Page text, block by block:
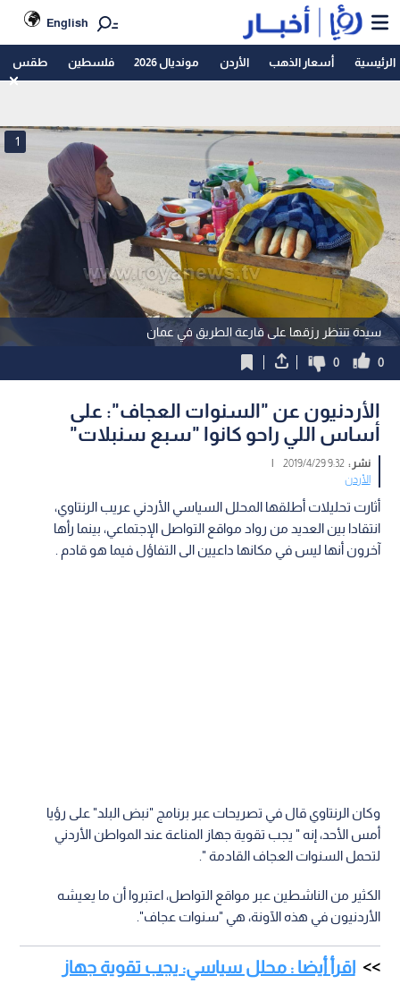
English
الرئيسية أسعار الذهب الأردن مونديال 2026 فلسطين طقس
سيدة تنتظر رزقها على قارعة الطريق في عمان
1
0
0
الأردنيون عن "السنوات العجاف": على
أساس اللي راحو كانوا "سبع سنبلات"
نشر :9:32 2019/4/29
|
الأردن
أثارت تحليلات أطلقها المحلل السياسي الأردني عريب الرنتاوي،
انتقادا بين العديد من رواد مواقع التواصل الإجتماعي، بينما رأها
آخرون أنها ليس في مكانها داعيين الى التفاؤل فيما هو قادم .
وكان الرنتاوي قال في تصريحات عبر برنامج "نبض البلد" على رؤيا
أمس الأحد، إنه " يجب تقوية جهاز المناعة عند المواطن الأردني
لتحمل السنوات العجاف القادمة ".
الكثير من الناشطين عبر مواقع التواصل، اعتبروا أن ما يعيشه
الأردنيون في هذه الآونة، هي "سنوات عجاف".
اقرأ أيضا : محلل سياسي: يجب تقوية جهاز